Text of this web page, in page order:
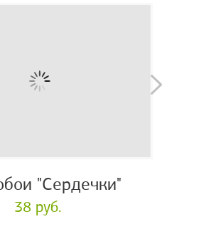
"Сердечки"
38 руб.